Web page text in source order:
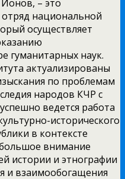
– это
национальной
осуществляет
гуманитарных наук.
актуализированы
по проблемам
народов КЧР с
ведется работа
исторического
в контексте
внимание
истории и этнографии
и взаимообогащения